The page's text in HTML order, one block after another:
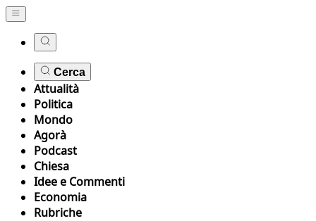
Cerca
Attualità
Politica
Mondo
Agorà
Podcast
Chiesa
Idee e Commenti
Economia
Rubriche